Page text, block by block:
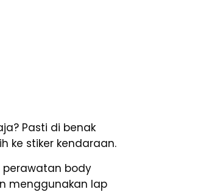
Pasti di benak
ke stiker kendaraan.
body
menggunakan lap